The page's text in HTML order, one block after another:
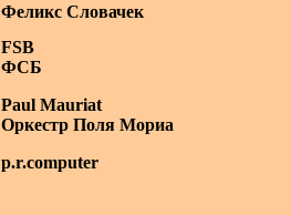
Феликс Словачек
FSB
ФСБ
Paul Mauriat
Оркестр Поля Мориа
p.r.computer